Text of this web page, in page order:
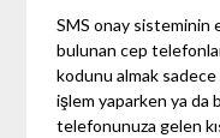
SMS onay sisteminin
bulunan cep
kodunu almak
işlem yaparken ya da
telefonunuza gelen